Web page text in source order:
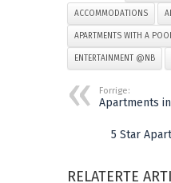
ACCOMMODATIONS
APARTMENTS WITH A
ENTERTAINMENT @NB
Forrige:
Apartments
5 Star
RELATERTE